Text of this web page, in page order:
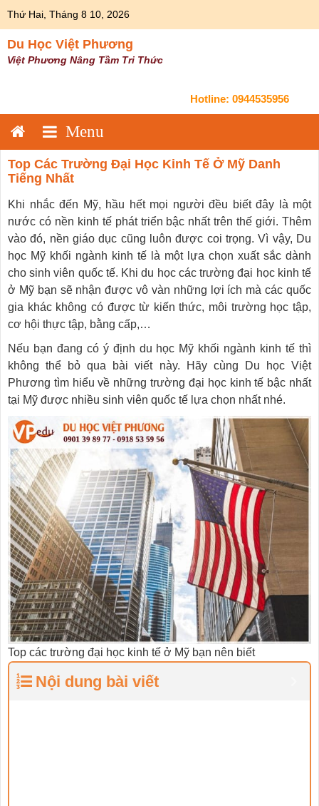
Thứ Hai, Tháng 8 10, 2026
Du Học Việt Phương
Việt Phương Nâng Tầm Tri Thức
Hotline: 0944535956
Top Các Trường Đại Học Kinh Tế Ở Mỹ Danh
Tiếng Nhất
Khi nhắc đến Mỹ, hầu hết mọi người đều biết đây là một
nước có nền kinh tế phát triển bậc nhất trên thế giới. Thêm
vào đó, nền giáo dục cũng luôn được coi trọng. Vì vậy, Du
học Mỹ khối ngành kinh tế là một lựa chọn xuất sắc dành
cho sinh viên quốc tế. Khi du học các trường đại học kinh tế
ở Mỹ bạn sẽ nhận được vô vàn những lợi ích mà các quốc
gia khác không có được từ kiến thức, môi trường học tập,
cơ hội thực tập, bằng cấp,…
Nếu bạn đang có ý định du học Mỹ khối ngành kinh tế thì
không thể bỏ qua bài viết này. Hãy cùng Du học Việt
Phương tìm hiểu về những trường đại học kinh tế bậc nhất
tại Mỹ được nhiều sinh viên quốc tế lựa chọn nhất nhé.
Top các trường đại học kinh tế ở Mỹ bạn nên biết
Nội dung bài viết